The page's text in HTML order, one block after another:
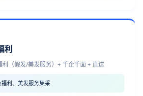
利
（假发/美发服务）+ 千企千面 + 直送
福利、美发服务集采